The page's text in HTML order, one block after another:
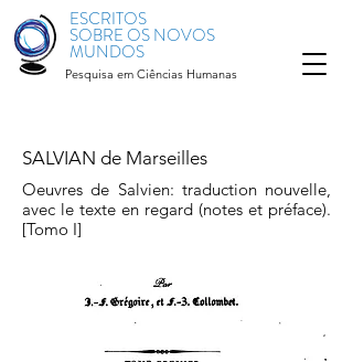
ESCRITOS
SOBRE OS NOVOS
MUNDOS
Pesquisa em Ciências Humanas
SALVIAN de Marseilles
Oeuvres de Salvien: traduction nouvelle,
avec le texte en regard (notes et préface).
[Tomo I]